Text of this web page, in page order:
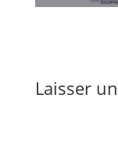
Laisser